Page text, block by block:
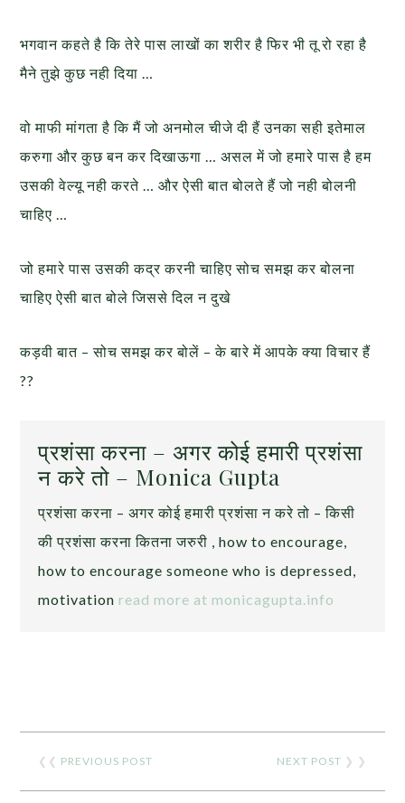
भगवान कहते है कि तेरे पास लाखों का शरीर है फिर भी तू रो रहा है
मैने तुझे कुछ नही दिया …
वो माफी मांगता है कि मैं जो अनमोल चीजे दी हैं उनका सही इतेमाल
करुगा और कुछ बन कर दिखाऊगा … असल में जो हमारे पास है हम
उसकी वेल्यू नही करते … और ऐसी बात बोलते हैं जो नही बोलनी
चाहिए …
जो हमारे पास उसकी कद्र करनी चाहिए सोच समझ कर बोलना
चाहिए ऐसी बात बोले जिससे दिल न दुखे
कड़वी बात – सोच समझ कर बोलें – के बारे में आपके क्या विचार हैं
??
प्रशंसा करना – अगर कोई हमारी प्रशंसा
न करे तो – Monica Gupta
प्रशंसा करना – अगर कोई हमारी प्रशंसा न करे तो – किसी
की प्रशंसा करना कितना जरुरी , how to encourage,
how to encourage someone who is depressed,
motivation read more at monicagupta.info
❮❮ PREVIOUS POST NEXT POST ❯ ❯